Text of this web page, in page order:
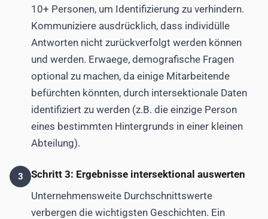
10+ Personen, um Identifizierung zu verhindern.
Kommuniziere ausdrücklich, dass individülle
Antworten nicht zurückverfolgt werden können
und werden. Erwaege, demografische Fragen
optional zu machen, da einige Mitarbeitende
befürchten könnten, durch intersektionale Daten
identifiziert zu werden (z.B. die einzige Person
eines bestimmten Hintergrunds in einer kleinen
Abteilung).
3
Schritt 3: Ergebnisse intersektional auswerten
Unternehmensweite Durchschnittswerte
verbergen die wichtigsten Geschichten. Ein